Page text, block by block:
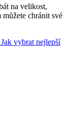
na velikost,
chránit své
vybrat nejlepší